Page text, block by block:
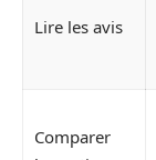
Lire les avis
Comparer